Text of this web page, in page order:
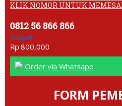
KLIK NOMOR UNTUK
0812 56 866 866
Simpati
Rp.800,000
Order via Whatsapp
FORM